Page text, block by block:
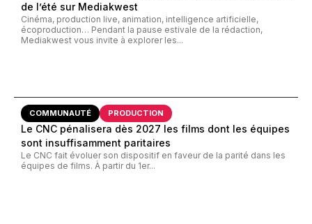
de l’été sur Mediakwest
Cinéma, production live, animation, intelligence artificielle,
écoproduction… Pendant la pause estivale de la rédaction,
Mediakwest vous invite à explorer les...
COMMUNAUTÉ PRODUCTION
Le CNC pénalisera dès 2027 les films dont les équipes
sont insuffisamment paritaires
Le CNC fait évoluer son dispositif en faveur de la parité dans les
équipes de films. À partir du 1er...